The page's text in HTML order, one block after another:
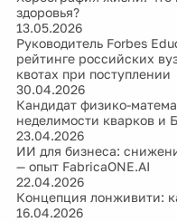
здоровья?
13.05.2026
Руководитель Forbes
рейтинге российских
квотах при поступлении
30.04.2026
Кандидат физико-
неделимости кварков и
23.04.2026
ИИ для бизнеса:
— опыт FabricaONE.AI
22.04.2026
Концепция лонживити:
16.04.2026